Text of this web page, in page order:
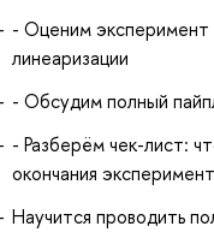
- Оценим эксперимент
линеаризации
- Обсудим полный
- Разберём чек-лист:
окончания
Научится проводить